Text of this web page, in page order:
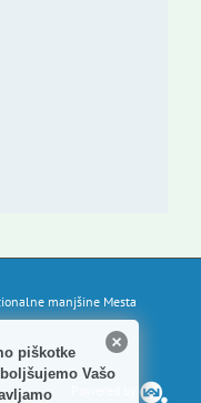
manjšine Mesta
piškotke
Vašo